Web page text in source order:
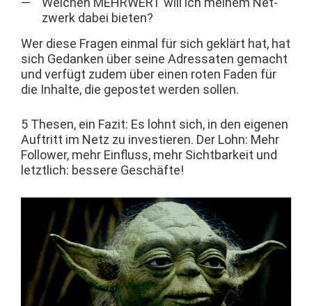
zw­erk dabei bieten?
Wer diese Fra­gen ein­mal für sich gek­lärt hat, hat
sich Gedanken über seine Adres­sat­en gemacht
und ver­fügt zudem über einen roten Faden für
die Inhalte, die gepostet wer­den sollen.
5 The­sen, ein Faz­it: Es lohnt sich, in den eige­nen
Auftritt im Netz zu investieren. Der Lohn: Mehr
Fol­low­er, mehr Ein­fluss, mehr Sicht­barkeit und
let­ztlich: bessere Geschäfte!